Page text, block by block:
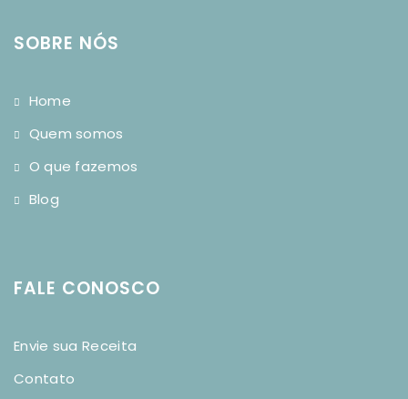
SOBRE NÓS
Home
Quem somos
O que fazemos
Blog
FALE CONOSCO
Envie sua Receita
Contato